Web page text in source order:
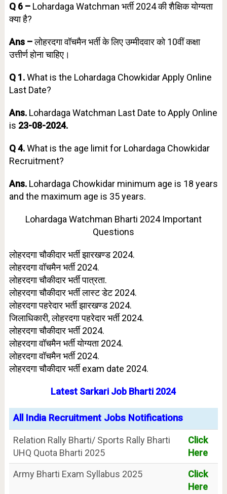
Q 6 – Lohardaga Watchman भर्ती 2024 की शैक्षिक योग्यता
क्या है?
Ans –लोहरदगा वॉचमैन भर्ती के लिए उम्मीदवार को 10वीं कक्षा
उत्तीर्ण होना चाहिए।
Q 1.What is the Lohardaga Chowkidar Apply Online
Last Date?
Ans.Lohardaga Watchman Last Date to Apply Online
is 23-08-2024.
Q 4.What is the age limit for Lohardaga Chowkidar
Recruitment?
Ans.Lohardaga Chowkidar minimum age is 18 years
and the maximum age is 35 years.
Lohardaga Watchman Bharti 2024 Important
Questions
लोहरदगा चौकीदार भर्ती झारखण्ड 2024.
लोहरदगा वॉचमैन भर्ती 2024.
लोहरदगा चौकीदार भर्ती पात्रता.
लोहरदगा चौकीदार भर्ती लास्ट डेट 2024.
लोहरदगा पहरेदार भर्ती झारखण्ड 2024.
जिलाधिकारी, लोहरदगा पहरेदार भर्ती 2024.
लोहरदगा चौकीदार भर्ती 2024.
लोहरदगा वॉचमैन भर्ती योग्यता 2024.
लोहरदगा वॉचमैन भर्ती 2024.
लोहरदगा चौकीदार भर्ती exam date 2024.
Latest Sarkari Job Bharti 2024
All India Recruitment Jobs Notifications
Relation Rally Bharti/ Sports Rally Bharti
UHQ Quota Bharti 2025
Click
Here
Army Bharti Exam Syllabus 2025
Click
Here